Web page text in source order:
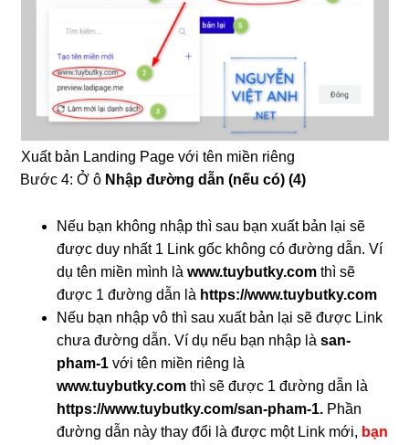
Xuất bản Landing Page với tên miền riêng
Bước 4: Ở ô Nhập đường dẫn (nếu có) (4)
Nếu bạn không nhập thì sau bạn xuất bản lại sẽ
được duy nhất 1 Link gốc không có đường dẫn. Ví
dụ tên miền mình làwww.tuybutky.com thì sẽ
được 1 đường dẫn là https://www.tuybutky.com
Nếu bạn nhập vô thì sau xuất bản lại sẽ được Link
chưa đường dẫn. Ví dụ nếu bạn nhập làsan-
pham-1với tên miền riêng là
www.tuybutky.comthì sẽ được 1 đường dẫn là
https://www.tuybutky.com/san-pham-1. Phần
đường dẫn này thay đổi là được một Link mới, bạn